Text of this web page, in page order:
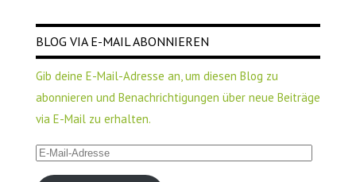
BLOG VIA E-MAIL ABONNIEREN
Gib deine E-Mail-Adresse an, um diesen Blog zu
abonnieren und Benachrichtigungen über neue Beiträge
via E-Mail zu erhalten.
E-
Mail-